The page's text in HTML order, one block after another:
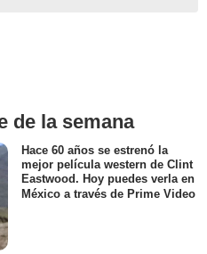
de la semana
Hace 60 años se estrenó la
mejor película western de Clint
Eastwood. Hoy puedes verla en
México a través de Prime Video